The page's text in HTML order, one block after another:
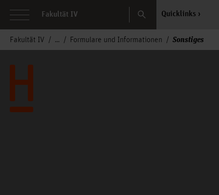
Fakultät IV Search Quicklinks
Fakultät IV Formulare und Informationen Sonstiges